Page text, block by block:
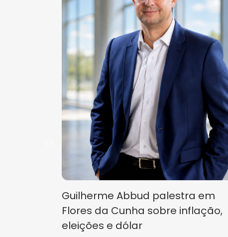
Guilherme Abbud palestra em
Flores da Cunha sobre inflação,
eleições e dólar